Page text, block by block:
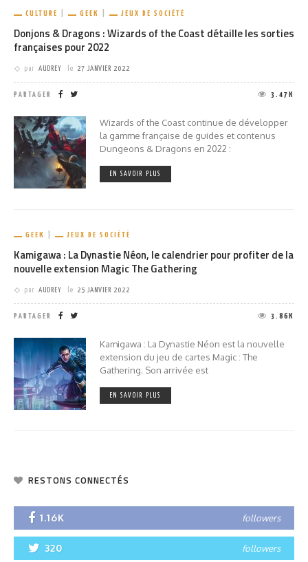
CULTURE GEEK JEUX DE SOCIÉTÉ
Donjons & Dragons : Wizards of the Coast détaille les sorties
françaises pour 2022
par AUDREY le 27 JANVIER 2022
PARTAGER 3.47K
Wizards of the Coast continue de développer
la gamme française de guides et contenus
Dungeons & Dragons en 2022 :
EN SAVOIR PLUS
GEEK JEUX DE SOCIÉTÉ
Kamigawa : La Dynastie Néon, le calendrier pour profiter de la
nouvelle extension Magic The Gathering
par AUDREY le 25 JANVIER 2022
PARTAGER 3.86K
Kamigawa : La Dynastie Néon est la nouvelle
extension du jeu de cartes Magic : The
Gathering. Son arrivée est
EN SAVOIR PLUS
RESTONS CONNECTÉS
1.16K followers
320 followers